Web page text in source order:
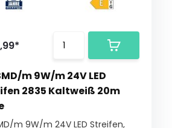
m 9W/m 24V LED
2835 Kaltweiß 20m
m 9W/m 24V LED Streifen,